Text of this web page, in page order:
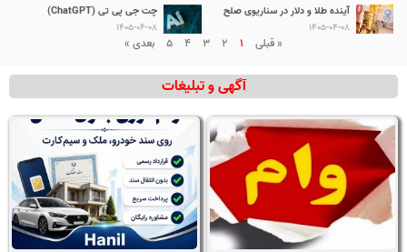
آینده طلا و دلار در سناریوی صلح
1405-04-08
چت جی پی تی (ChatGPT)
1405-04-08
« قبلی 1
2
3
4
5 بعدی »
آگهی و تبلیغات